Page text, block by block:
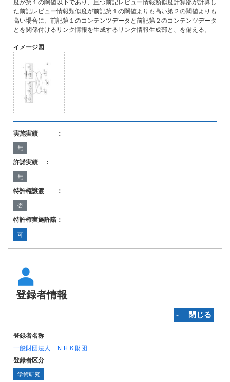
度が第１の閾値以下であり、且つ前記レビュー情報類似度計算部が計算し
た前記レビュー情報類似度が前記第１の閾値よりも高い第２の閾値よりも
高い場合に、前記第１のコンテンツデータと前記第２のコンテンツデータ
とを関係付けるリンク情報を生成するリンク情報生成部と、を備える。
イメージ図
実施実績 ：
無
許諾実績 ：
無
特許権譲渡 ：
否
特許権実施許諾：
可
登録者情報
‐ 閉じる
登録者名称
一般財団法人 ＮＨＫ財団
登録者区分
学術研究